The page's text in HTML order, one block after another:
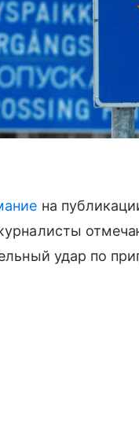
на
удар по